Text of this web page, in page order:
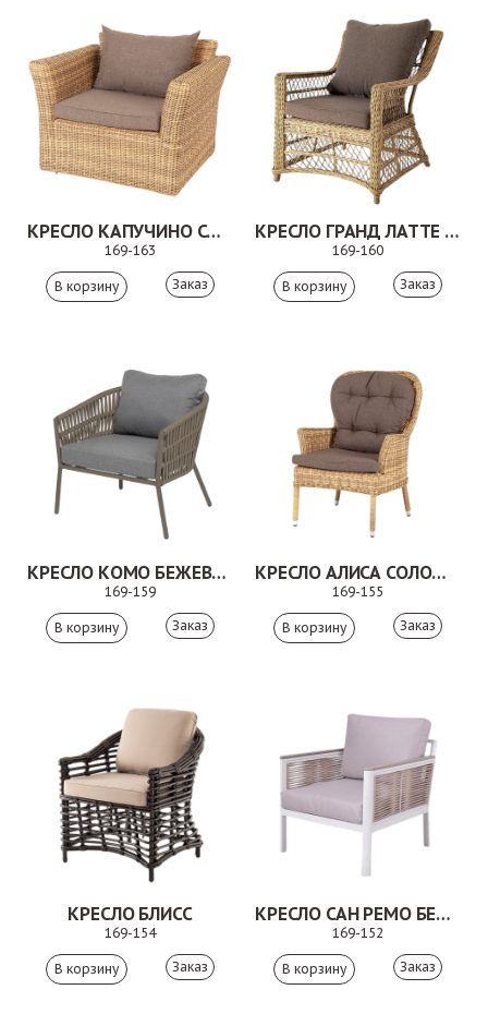
КРЕСЛО КАПУЧИНО СОЛОМЕННЫЙ
169-163
Заказ
КРЕСЛО ГРАНД ЛАТТЕ СОЛОМЕННЫЙ
169-160
Заказ
КРЕСЛО КОМО БЕЖЕВО-СЕРЫЙ
169-159
Заказ
КРЕСЛО АЛИСА СОЛОМЕННЫЙ
169-155
Заказ
КРЕСЛО БЛИСС
169-154
Заказ
КРЕСЛО САН РЕМО БЕЖЕВЫЙ
169-152
Заказ